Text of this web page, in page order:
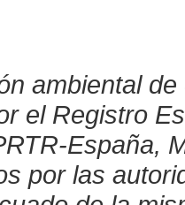
ambiental
el Registro
España,
por las